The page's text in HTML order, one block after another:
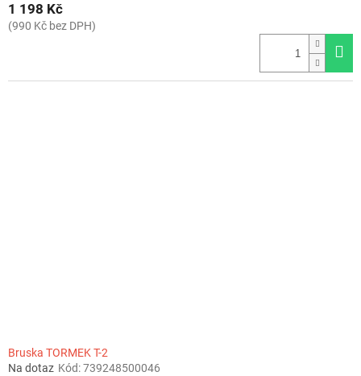
1 198 Kč
(990 Kč bez DPH)
Bruska TORMEK T-2
Na dotaz Kód:739248500046